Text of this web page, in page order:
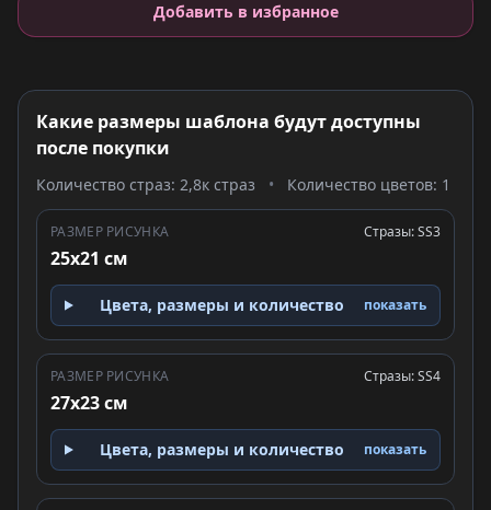
Добавить в избранное
Какие размеры шаблона будут доступны
после покупки
Количество страз: 2,8к страз • Количество цветов: 1
РАЗМЕР РИСУНКА
25x21 см
Стразы: SS3
Цвета, размеры и количество показать
РАЗМЕР РИСУНКА
27x23 см
Стразы: SS4
Цвета, размеры и количество показать